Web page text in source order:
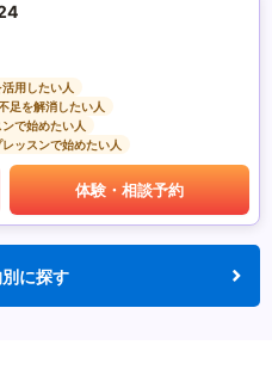
用したい人
足を解消したい人
で始めたい人
レッスンで始めたい人
体験・相談予約
に探す